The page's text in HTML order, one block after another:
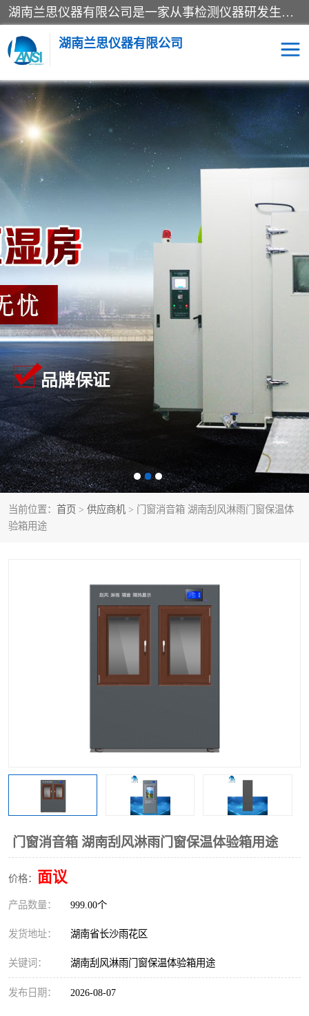
湖南兰思仪器有限公司是一家从事检测仪器研发生产销售和维修保养服务的综合型企业，产品符合国际标准可按需定制专业售前售后工程师，主要有门窗性能体验箱、门窗隔音展示箱、恒温恒湿试验箱、步入式恒温恒湿房、高低温试验箱、老化试验箱、老化试验房、恒温恒湿培养箱、水泥标准养护试验箱、电热鼓风干燥试验箱、真空干燥箱、工业烤箱、盐雾腐蚀试验箱等。
湖南兰思仪器有限公司
当前位置： 首页 > 供应商机 > 门窗消音箱 湖南刮风淋雨门窗保温体
验箱用途
门窗消音箱 湖南刮风淋雨门窗保温体验箱用途
价格： 面议
产品数量： 999.00个
发货地址： 湖南省长沙雨花区
关键词： 湖南刮风淋雨门窗保温体验箱用途
发布日期： 2026-08-07
老化房 恒温恒湿试验箱
工业烘箱 门窗体验箱